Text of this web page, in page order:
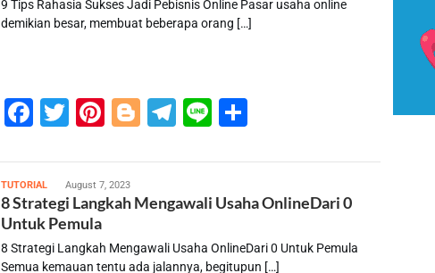
9 Tips Rahasia Sukses Jadi Pebisnis Online Pasar usaha online
demikian besar, membuat beberapa orang […]
Facebook
Twitter
Pinterest
Blogger
Telegram
Line
TUTORIALsusiloAugust 7, 2023
8 Strategi Langkah Mengawali Usaha OnlineDari 0
Untuk Pemula
8 Strategi Langkah Mengawali Usaha OnlineDari 0 Untuk Pemula
Semua kemauan tentu ada jalannya, begitupun […]